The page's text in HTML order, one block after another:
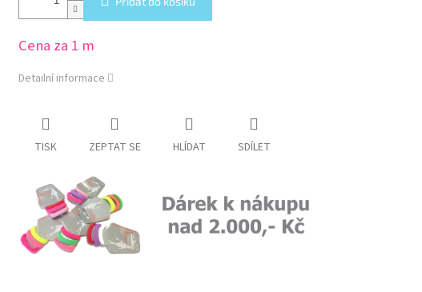
Cena za 1 m
Detailní informace
TISK ZEPTAT SE HLÍDAT SDÍLET